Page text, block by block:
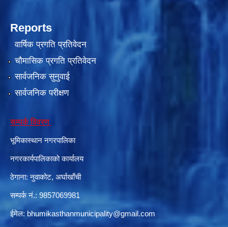
Reports
वार्षिक प्रगति प्रतिवेदन
चौमासिक प्रगति प्रतिवेदन
सार्वजनिक सुनुवाई
सार्वजनिक परीक्षण
सम्पर्क विवरण
भूमिकास्थान नगरपालिका
नगरकार्यपालिकाको कार्यालय
ठेगाना: नुवाकोट, अर्घाखाँची
सम्पर्क नं.: 9857069981
ईमेल: bhumikasthanmunicipality@gmail.com